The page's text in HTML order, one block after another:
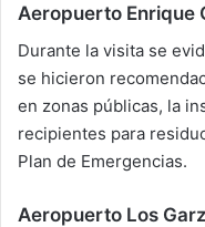
Aeropuerto Enrique
Durante la visita se
se hicieron
en zonas públicas, la
recipientes para
Plan de Emergencias.
Aeropuerto Los